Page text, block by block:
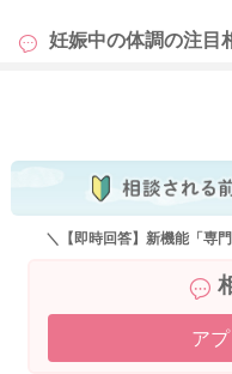
体重コントロールにつな
妊娠中の体調の注目
＼【即時回答】新機能「専
ア